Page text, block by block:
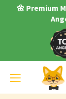
🌼 Premium
Toggle
navigation